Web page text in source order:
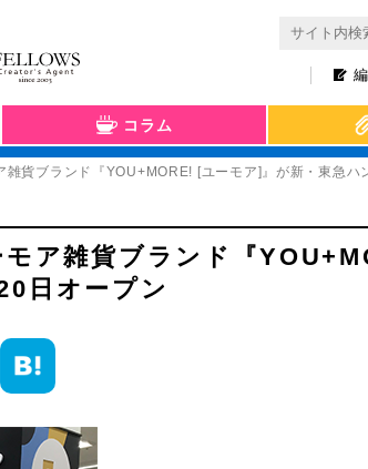
コラム
雑貨ブランド『YOU+MORE! [ユーモア]』が新・東急
ア雑貨ブランド『
日オープン